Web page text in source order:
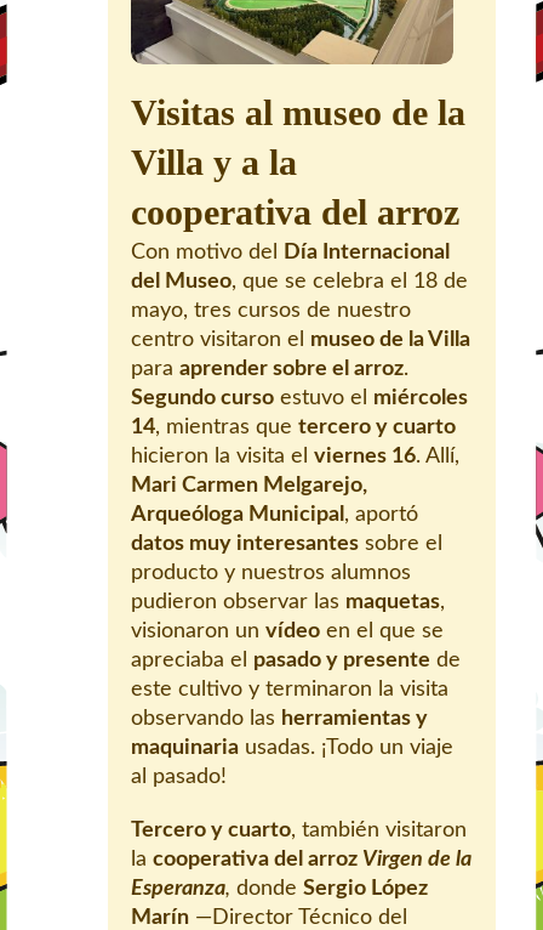
Visitas al museo de la
Villa y a la
cooperativa del arroz
Con motivo del
Día Internacional
del Museo, que se celebra el 18 de
mayo, tres cursos de nuestro
centro visitaron el museo de la Villa
para aprender sobre el arroz.
Segundo curso estuvo el miércoles
14, mientras que tercero y cuarto
hicieron la visita el viernes 16. Allí,
Mari Carmen Melgarejo,
Arqueóloga Municipal , aportó
datos muy interesantes sobre el
producto y nuestros alumnos
pudieron observar las maquetas,
visionaron un vídeo en el que se
apreciaba el pasado y presente de
este cultivo y terminaron la visita
observando las herramientas y
maquinaria usadas. ¡Todo un viaje
al pasado!
Tercero y cuarto, también visitaron
la cooperativa del arroz Virgen de la
Esperanza, donde Sergio López
Marín —Director Técnico del